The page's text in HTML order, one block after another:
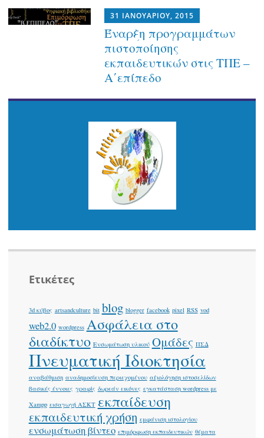
31 ΙΑΝΟΥΑΡΊΟΥ, 2015
Έναρξη προγραμμάτων
πιστοποίησης
εκπαιδευτικών στις ΤΠΕ –
Α΄επίπεδο
Ετικέτες
3d κύβος artsandculture bit blog blogger facebook pixel RSS vod
web2.0 wordpress Ασφάλεια στο
διαδίκτυο Ενσωμάτωση υλικού Ομάδες ΠΣΔ
Πνευματική Ιδιοκτησία
αναβάθμιση αναδημοσίευση περιεχομένου αξιολόγηση ιστοσελίδων
βασικές έννοιες γραφίς δωρεάν εικόνες εγκατάσταση wordpress με
Xampp εισαγωγή ΑΣΚΤ εκπαίδευση
εκπαιδευτική χρήση εμφάνιση ιστολογίου
ενσωμάτωση βίντεο επιμόρφωση εκπαιδευτικών θέματα